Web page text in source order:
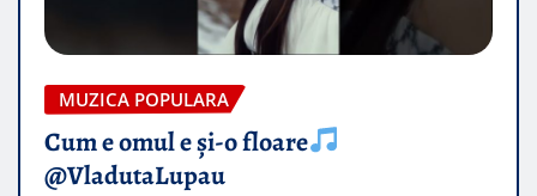
MUZICA POPULARA
Cum e omul e și-o floare
@VladutaLupau